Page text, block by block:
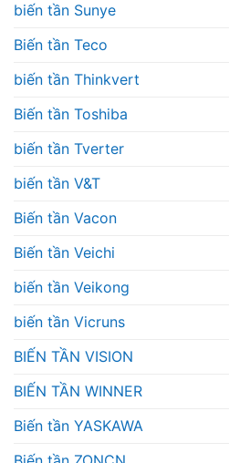
biến tần Sunye
Biến tần Teco
biến tần Thinkvert
Biến tần Toshiba
biến tần Tverter
biến tần V&T
Biến tần Vacon
Biến tần Veichi
biến tần Veikong
biến tần Vicruns
BIẾN TẦN VISION
BIẾN TẦN WINNER
Biến tần YASKAWA